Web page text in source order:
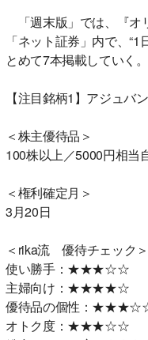
「週末版」では、『オ
「ネット証券」内で、
とめて7本掲載していく。
【注目銘柄1】アジュバ
＜株主優待品＞
100株以上／5000円相当
＜権利確定月＞
3月20日
＜rika流 優待チェック＞
使い勝手：★★★☆☆
主婦向け：★★★★☆
優待品の個性：
オトク度：★★★☆☆